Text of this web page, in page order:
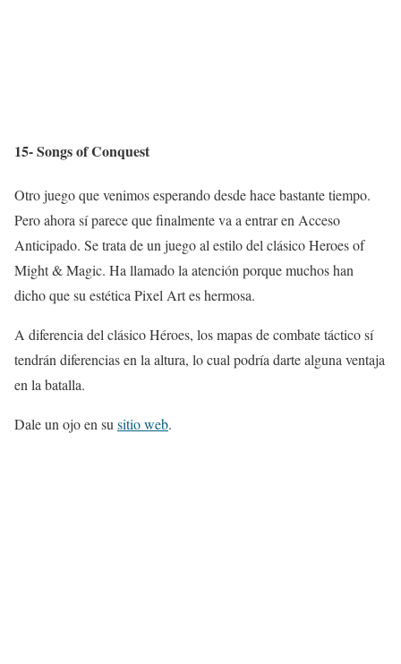
15- Songs of Conquest
Otro juego que venimos esperando desde hace bastante tiempo.
Pero ahora sí parece que finalmente va a entrar en Acceso
Anticipado. Se trata de un juego al estilo del clásico Heroes of
Might & Magic. Ha llamado la atención porque muchos han
dicho que su estética Pixel Art es hermosa.
A diferencia del clásico Héroes, los mapas de combate táctico sí
tendrán diferencias en la altura, lo cual podría darte alguna ventaja
en la batalla.
Dale un ojo en su sitio web.